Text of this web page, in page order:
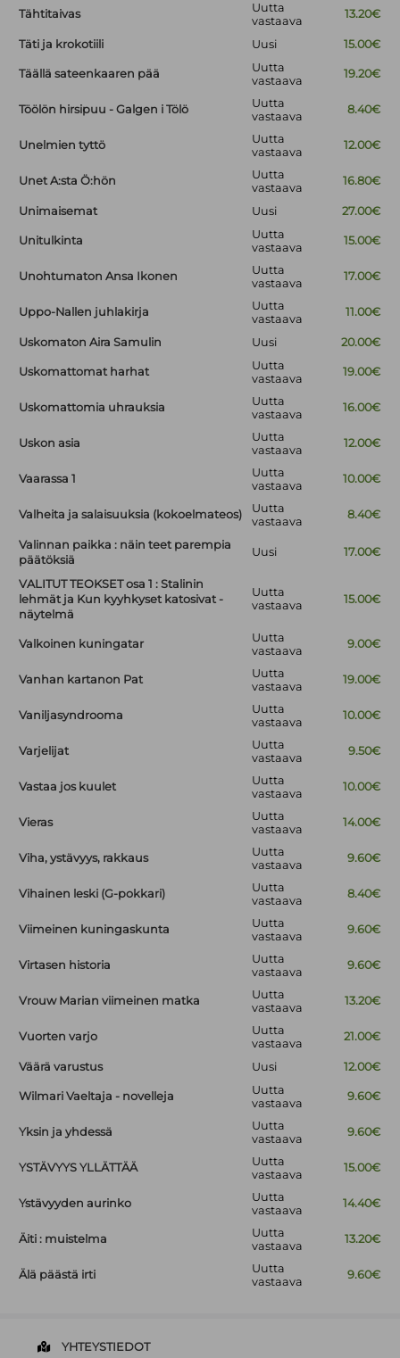
Tähtitaivas
Uutta
vastaava
13.20€
Täti ja krokotiili Uusi 15.00€
Täällä sateenkaaren pää
Uutta
vastaava
19.20€
Töölön hirsipuu - Galgen i Tölö
Uutta
vastaava
8.40€
Unelmien tyttö
Uutta
vastaava
12.00€
Unet A:sta Ö:hön
Uutta
vastaava
16.80€
Unimaisemat Uusi 27.00€
Unitulkinta
Uutta
vastaava
15.00€
Unohtumaton Ansa Ikonen
Uutta
vastaava
17.00€
Uppo-Nallen juhlakirja
Uutta
vastaava
11.00€
Uskomaton Aira Samulin Uusi 20.00€
Uskomattomat harhat
Uutta
vastaava
19.00€
Uskomattomia uhrauksia
Uutta
vastaava
16.00€
Uskon asia
Uutta
vastaava
12.00€
Vaarassa 1
Uutta
vastaava
10.00€
Valheita ja salaisuuksia (kokoelmateos)
Uutta
vastaava
8.40€
Valinnan paikka : näin teet parempia
päätöksiä
Uusi 17.00€
VALITUT TEOKSET osa 1 : Stalinin
lehmät ja Kun kyyhkyset katosivat -
näytelmä
Uutta
vastaava
15.00€
Valkoinen kuningatar
Uutta
vastaava
9.00€
Vanhan kartanon Pat
Uutta
vastaava
19.00€
Vaniljasyndrooma
Uutta
vastaava
10.00€
Varjelijat
Uutta
vastaava
9.50€
Vastaa jos kuulet
Uutta
vastaava
10.00€
Vieras
Uutta
vastaava
14.00€
Viha, ystävyys, rakkaus
Uutta
vastaava
9.60€
Vihainen leski (G-pokkari)
Uutta
vastaava
8.40€
Viimeinen kuningaskunta
Uutta
vastaava
9.60€
Virtasen historia
Uutta
vastaava
9.60€
Vrouw Marian viimeinen matka
Uutta
vastaava
13.20€
Vuorten varjo
Uutta
vastaava
21.00€
Väärä varustus Uusi 12.00€
Wilmari Vaeltaja - novelleja
Uutta
vastaava
9.60€
Yksin ja yhdessä
Uutta
vastaava
9.60€
YSTÄVYYS YLLÄTTÄÄ
Uutta
vastaava
15.00€
Ystävyyden aurinko
Uutta
vastaava
14.40€
Äiti : muistelma
Uutta
vastaava
13.20€
Älä päästä irti
Uutta
vastaava
9.60€
YHTEYSTIEDOT